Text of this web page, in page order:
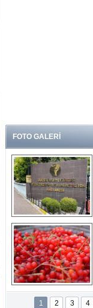
FOTO GALERİ
Ve burası da bir
devlet hastanesi
Gilaburu meyvesi
kanserden koruyor
1 2 3 4